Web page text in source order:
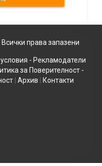
права запазени
- Рекламодатели
за Поверителност -
Архив Контакти